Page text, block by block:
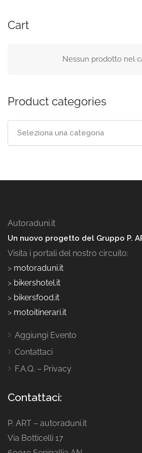
Cart
Nessun prodotto nel
Product categories
Seleziona una categoria
Autoraduni.it
Un nuovo progetto del Gruppo P.
Visita i portali del nostro circuito:
> motoraduni.it
> bikershotel.it
> bikersfood.it
> motoitinerari.it
Aggiungi Evento
Contattaci
F.A.Q. – Privacy
Contattaci:
P. ART – autoraduni.it
Via Botticelli 17